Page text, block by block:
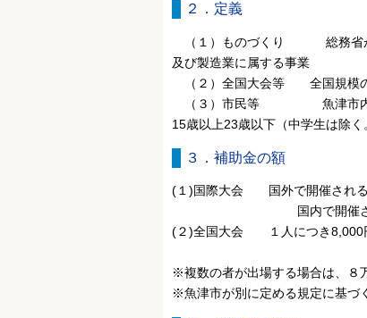
２．定義
（１）ものづくり 総務省が定
及び製造業に属する事業
（２）全国大会等 全国規模の
（３）市民等 魚津市内に住
15歳以上23歳以下（中学生は除く
３．補助金の額
(１)国際大会 国外で開催され
国内で開催されるも
(２)全国大会 １人につき8,000
※複数の者が出場する場合は、８
※魚津市が別に定める規定に基づ